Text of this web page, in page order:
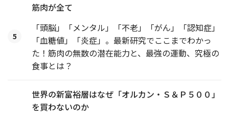
5
筋肉が全て
「頭脳」「メンタル」「不老」「がん」「認知症」
「血糖値」「炎症」。最新研究でここまでわかっ
た！筋肉の無数の潜在能力と、最強の運動、究極の
食事とは？
世界の新富裕層はなぜ「オルカン・Ｓ＆Ｐ５００」
を買わないのか